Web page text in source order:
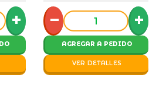
+ − +
AGREGAR A PEDIDO
VER DETALLES